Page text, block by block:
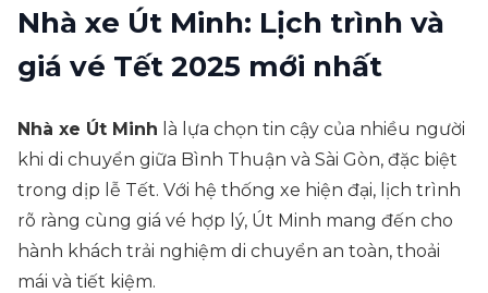
Nhà xe Út Minh: Lịch trình và
giá vé Tết 2025 mới nhất
Nhà xe Út Minh là lựa chọn tin cậy của nhiều người
khi di chuyển giữa Bình Thuận và Sài Gòn, đặc biệt
trong dịp lễ Tết. Với hệ thống xe hiện đại, lịch trình
rõ ràng cùng giá vé hợp lý, Út Minh mang đến cho
hành khách trải nghiệm di chuyển an toàn, thoải
mái và tiết kiệm.